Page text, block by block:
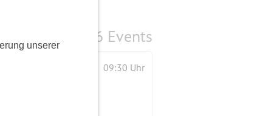
unserer
6 Events
09:30 Uhr